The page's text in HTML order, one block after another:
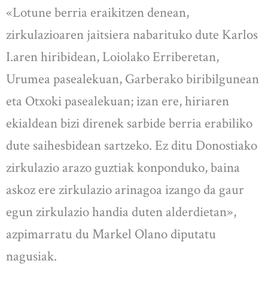
«Lotune berria eraikitzen denean,
zirkulazioaren jaitsiera nabarituko dute Karlos
I.aren hiribidean, Loiolako Erriberetan,
Urumea pasealekuan, Garberako biribilgunean
eta Otxoki pasealekuan; izan ere, hiriaren
ekialdean bizi direnek sarbide berria erabiliko
dute saihesbidean sartzeko. Ez ditu Donostiako
zirkulazio arazo guztiak konponduko, baina
askoz ere zirkulazio arinagoa izango da gaur
egun zirkulazio handia duten alderdietan»,
azpimarratu du Markel Olano diputatu
nagusiak.